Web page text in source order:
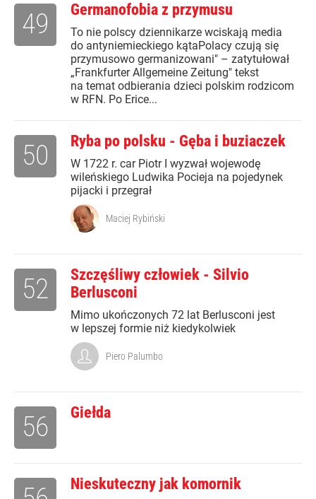
Germanofobia z przymusu
To nie polscy dziennikarze wciskają media
do antyniemieckiego kątaPolacy czują się
przymusowo germanizowani" – zatytułował
„Frankfurter Allgemeine Zeitung" tekst
na temat odbierania dzieci polskim rodzicom
w RFN. Po Erice...
49
Ryba po polsku - Gęba i buziaczek
W 1722 r. car Piotr I wyzwał wojewodę
wileńskiego Ludwika Pocieja na pojedynek
pijacki i przegrał
50
Maciej Rybiński
Szczęśliwy człowiek - Silvio
Berlusconi
Mimo ukończonych 72 lat Berlusconi jest
w lepszej formie niż kiedykolwiek
52
Piero Palumbo
Giełda
56
Nieskuteczny jak komornik